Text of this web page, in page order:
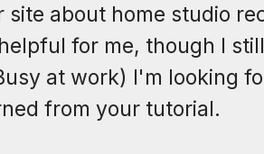
site about home studio
for me, though I
at work) I'm looking
from your tutorial.